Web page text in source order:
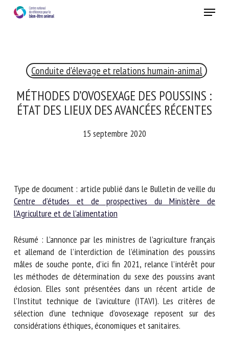
Menu
Conduite d'élevage et relations humain-animal
MÉTHODES D’OVOSEXAGE DES POUSSINS
: ÉTAT DES LIEUX DES AVANCÉES
Type de document : article publié dans le Bulletin de veille
duCentre d’études et de prospectives du Ministère de
Résumé : L’annonce par les ministres de l’agriculture français
et allemand de l’interdiction de l’élimination des poussins
mâles de souche ponte, d’ici fin 2021, relance l’intérêt pour
les méthodes de détermination du sexe des poussins avant
éclosion. Elles sont présentées dans un récent article de
l’Institut technique de l’aviculture (ITAVI). Les critères de
sélection d’une technique d’ovosexage reposent sur des
RECEVEZ CHAQUE MOIS GRATUITEMENT
LES DERNIÈRES ACTUALITÉS SUR LE BIEN-ÊTRE
ANIMAL
Veuillez remplir le formulaire ci-dessous pour vous inscrire à
notre newsletter :
Nom *
Prénom *
Organisme *